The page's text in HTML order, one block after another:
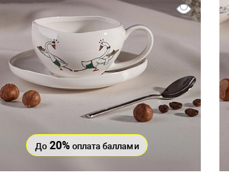
До 20%оплата баллами